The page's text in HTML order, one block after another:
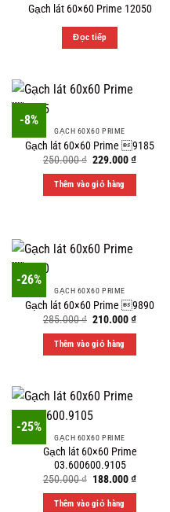
Gạch lát 60×60 Prime 12050
Đọc tiếp
-8%
GẠCH 60X60 PRIME
Gạch lát 60×60 Prime 9185
250.000₫ Original
was:
250.000 ₫.
229.000₫Current
Thêm vào giỏ hàng
-26%
GẠCH 60X60 PRIME
Gạch lát 60×60 Prime 9890
285.000₫ Original
was:
285.000 ₫.
210.000₫Current
Thêm vào giỏ hàng
-25%
GẠCH 60X60 PRIME
Gạch lát 60×60 Prime
03.600600.9105
250.000₫ Original
was:
250.000 ₫.
188.000₫Current
Thêm vào giỏ hàng